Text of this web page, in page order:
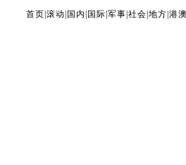
首页 滚动 国内 国际 军事 社会 地方 港澳